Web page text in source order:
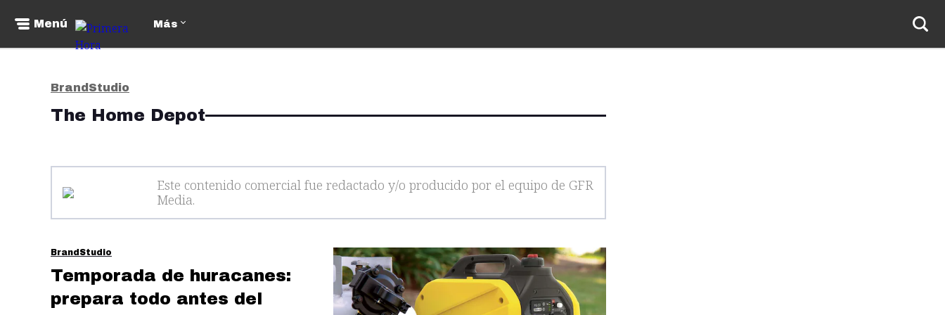
Menú Más
BrandStudio
The Home Depot
Este contenido comercial fue redactado y/o producido por el equipo de GFR
Media.
BrandStudio
Temporada de huracanes:
prepara todo antes del